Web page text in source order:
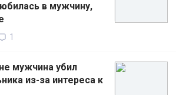
в мужчину,
1
мужчина убил
из-за интереса к